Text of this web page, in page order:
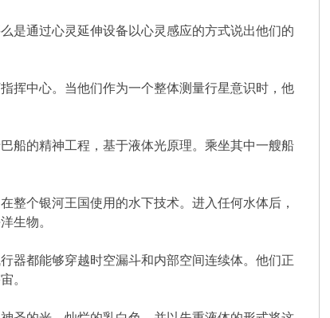
是通过心灵延伸设备以心灵感应的方式说出他们的
挥中心。当他们作为一个整体测量行星意识时，他
船的精神工程，基于液体光原理。乘坐其中一艘船
整个银河王国使用的水下技术。进入任何水体后，
生物。
器都能够穿越时空漏斗和内部空间连续体。他们正
。